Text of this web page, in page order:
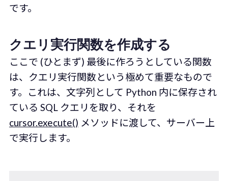
です。
クエリ実行関数を作成する
ここで (ひとまず) 最後に作ろうとしている関数
は、クエリ実行関数という極めて重要なもので
す。これは、文字列として Python 内に保存され
ている SQL クエリを取り、それを
cursor.execute() メソッドに渡して、サーバー上
で実行します。